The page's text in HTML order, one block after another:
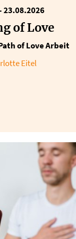
23.08.2026
of Love
of Love Arbeit
Eitel